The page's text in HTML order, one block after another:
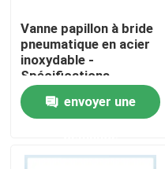
Nous contacter
Demandez un devis
Robinet à tournant
Vanne papillon à bride
pneumatique en acier
inoxydable -
Spécifications
complètes pour
l'industrie navale
envoyer une